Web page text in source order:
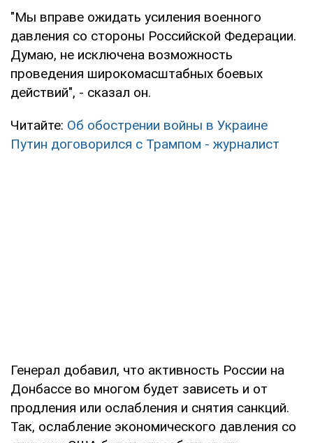
"Мы вправе ожидать усиления военного
давления со стороны Российской Федерации.
Думаю, не исключена возможность
проведения широкомасштабных боевых
действий", - сказал он.
Читайте: Об обострении войны в Украине
Путин договорился с Трампом - журналист
Генерал добавил, что активность России на
Донбассе во многом будет зависеть и от
продления или ослабления и снятия санкций.
Так, ослабление экономического давления со